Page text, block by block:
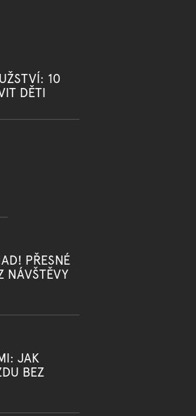
10
DĚTI
PŘESNÉ
NÁVŠTĚVY
JAK
BEZ